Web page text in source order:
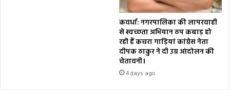
कवर्धा: नगरपालिका की लापरवाही
से स्वच्छता अभियान ठप कबाड़ हो
रही हैं कचरा गाड़ियां कांग्रेस नेता
दीपक ठाकुर ने दी उग्र आंदोलन की
चेतावनी।
4 days ago